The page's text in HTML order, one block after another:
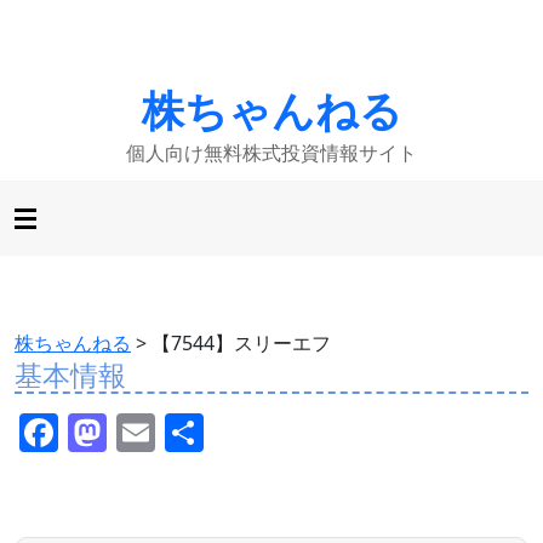
株ちゃんねる
個人向け無料株式投資情報サイト
株ちゃんねる > 【7544】スリーエフ
基本情報
F M E